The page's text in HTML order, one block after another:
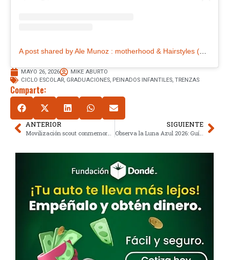
MAYO 26, 2026
MIKE ABURTO
CICLO ESCOLAR, GRADUACIONES, PEINADOS INFANTILES, TRENZAS
Comparte:
ANTERIOR SIGUIENTE
Observa la Luna Azul 2026: Guía esencial para el fenómeno de mayo